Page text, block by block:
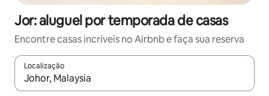
Jor: aluguel por temporada de casas
Encontre casas incríveis no Airbnb e faça sua reserva
Localização
Quando os resultados estiverem disponíveis, explore-os